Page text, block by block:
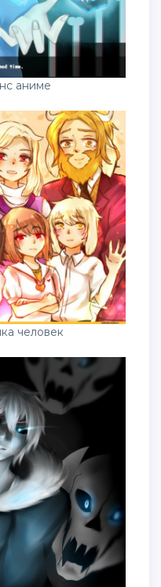
аниме
человек